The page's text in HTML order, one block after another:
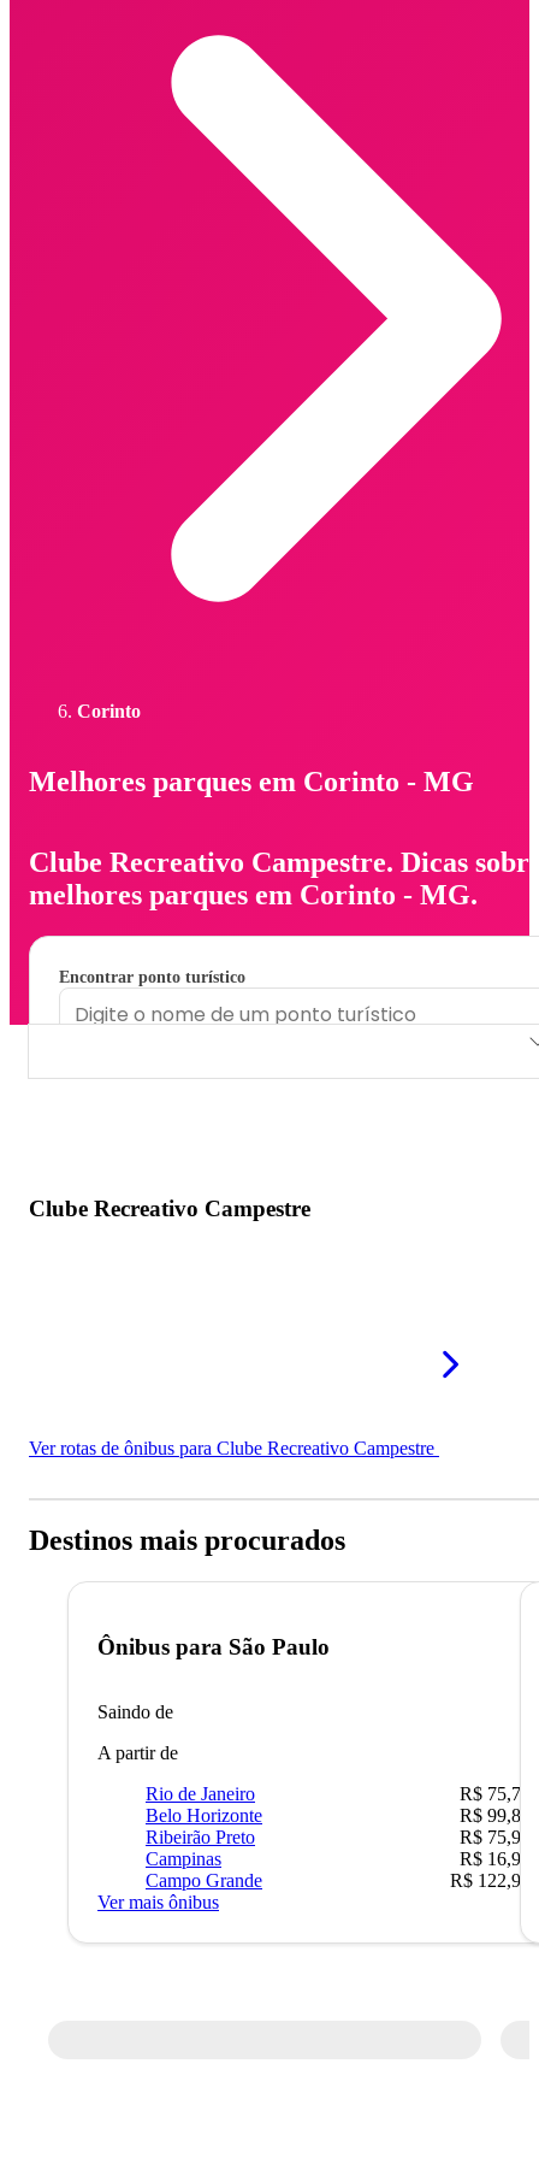
Corinto
Melhores parques em Corinto - MG
Clube Recreativo Campestre. Dicas
melhores parques em Corinto - MG.
Encontrar ponto turístico
Clube Recreativo Campestre
Ver rotas de ônibus para Clube Recreativo Campestre
Destinos mais procurados
Ônibus para São Paulo
Saindo de
A partir de
Rio de Janeiro
R$ 75,77
Belo Horizonte
R$ 99,89
Ribeirão Preto
R$ 75,90
Campinas
R$ 16,90
Campo Grande
R$ 122,90
Ver mais ônibus